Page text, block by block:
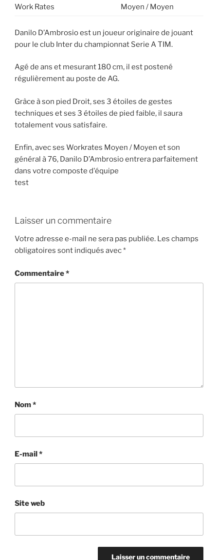
Work Rates Moyen / Moyen
Danilo D’Ambrosio est un joueur originaire de jouant
pour le club Inter du championnat Serie A TIM.
Agé de ans et mesurant 180 cm, il est postené
régulièrement au poste de AG.
Grâce à son pied Droit, ses 3 étoiles de gestes
techniques et ses 3 étoiles de pied faible, il saura
totalement vous satisfaire.
Enfin, avec ses Workrates Moyen / Moyen et son
général à 76, Danilo D’Ambrosio entrera parfaitement
dans votre composte d'équipe
test
Laisser un commentaire
Votre adresse e-mail ne sera pas publiée. Les champs
obligatoires sont indiqués avec*
Commentaire*
Nom*
E-mail*
Site web